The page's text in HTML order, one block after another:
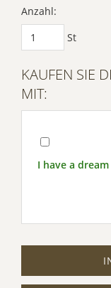
Powered
Usercentrics
Anzahl:
St
KAUFEN SIE
MIT:
I have a dream